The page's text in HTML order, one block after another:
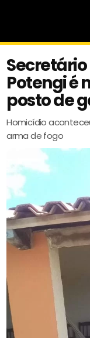
Potengi é
posto de
Homicídio
arma de fogo